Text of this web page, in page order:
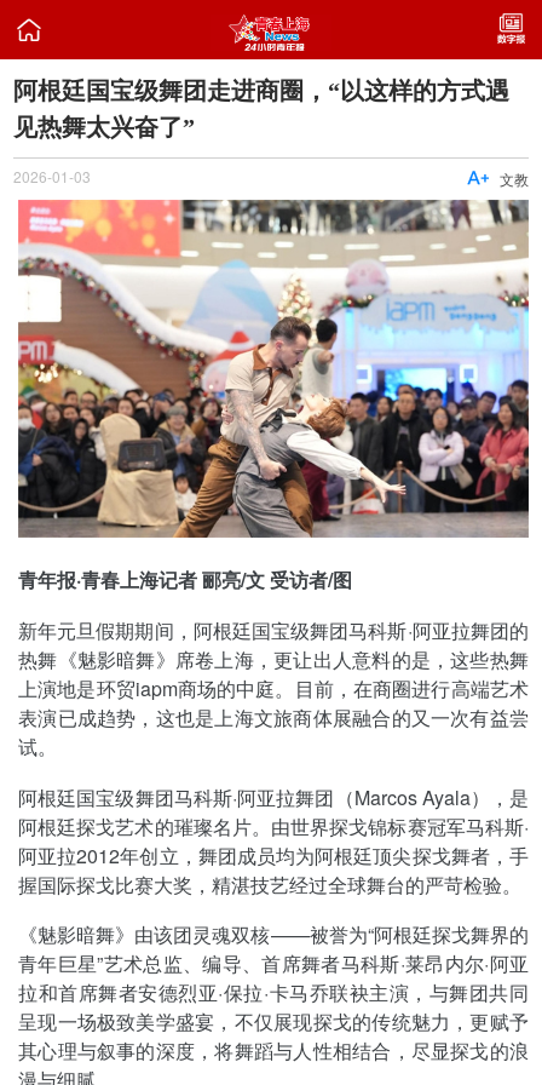

阿根廷国宝级舞团走进商圈，“以这样的方式遇
见热舞太兴奋了”
2026-01-03 文教

青年报·青春上海记者 郦亮/文 受访者/图
新年元旦假期期间，阿根廷国宝级舞团马科斯·阿亚拉舞团的
热舞《魅影暗舞》席卷上海，更让出人意料的是，这些热舞
上演地是环贸iapm商场的中庭。目前，在商圈进行高端艺术
表演已成趋势，这也是上海文旅商体展融合的又一次有益尝
试。
阿根廷国宝级舞团马科斯·阿亚拉舞团（Marcos Ayala），是
阿根廷探戈艺术的璀璨名片。由世界探戈锦标赛冠军马科斯·
阿亚拉2012年创立，舞团成员均为阿根廷顶尖探戈舞者，手
握国际探戈比赛大奖，精湛技艺经过全球舞台的严苛检验。
《魅影暗舞》由该团灵魂双核——被誉为“阿根廷探戈舞界的
青年巨星”艺术总监、编导、首席舞者马科斯·莱昂内尔·阿亚
拉和首席舞者安德烈亚·保拉·卡马乔联袂主演，与舞团共同
呈现一场极致美学盛宴，不仅展现探戈的传统魅力，更赋予
其心理与叙事的深度，将舞蹈与人性相结合，尽显探戈的浪